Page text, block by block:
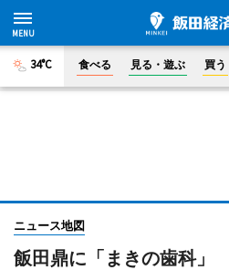
34°C 食べる 見る・遊ぶ 買う
ニュース地図
飯田鼎に「まきの歯科